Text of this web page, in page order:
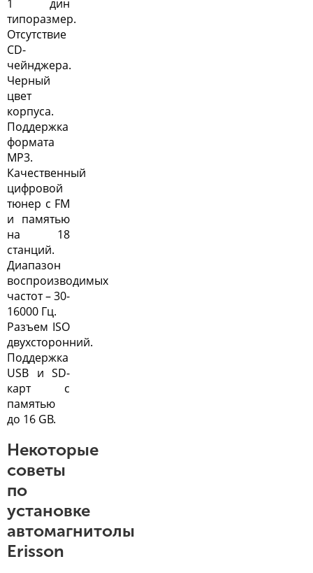
1 дин
типоразмер.
Отсутствие
CD-
чейнджера.
Черный
цвет
корпуса.
Поддержка
формата
MP3.
Качественный
цифровой
тюнер с FM
и памятью
на 18
станций.
Диапазон
воспроизводимых
частот – 30-
16000 Гц.
Разъем ISO
двухсторонний.
Поддержка
USB и SD-
карт с
памятью
до 16 GB.
Некоторые
советы
по
установке
автомагнитолы
Erisson